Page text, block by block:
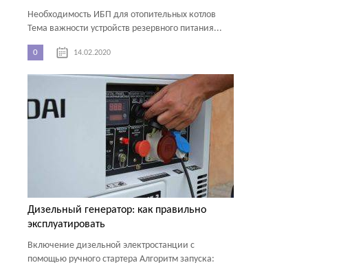
Необходимость ИБП для отопительных котлов
Тема важности устройств резервного питания...
0 14.02.2020
Дизельный генератор: как правильно
эксплуатировать
Включение дизельной электростанции с
помощью ручного стартера Алгоритм запуска: